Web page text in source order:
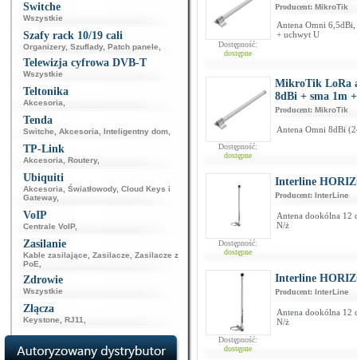
Switche
Wszystkie
Szafy rack 10/19 cali
Organizery, Szuflady, Patch panele
Telewizja cyfrowa DVB-T
Wszystkie
Teltonika
Akcesoria
Tenda
Switche Akcesoria Inteligentny dom
TP-Link
Akcesoria Routery,
Ubiquiti
Akcesoria Światłowody, Cloud Keys i
Gateway,
VoIP
Centrale VoIP,
Zasilanie
Kable zasilające Zasilacze
Zasilacze z
PoE
Zdrowie
Wszystkie
Złącza
Keystone RJ11
Dostępność:
dostępne
Producent: MikroTik
Antena Omni
+ uchwyt U
Dostępność:
dostępne
MikroTik LoRa
8dBi + sma 1m
Producent: MikroTik
Antena Omni 8dBi
Dostępność:
dostępne
Interline
Producent: InterLine
Antena dookólna 12
N/ż
Dostępność:
dostępne
Interline
Producent: InterLine
Antena dookólna 12
N/ż